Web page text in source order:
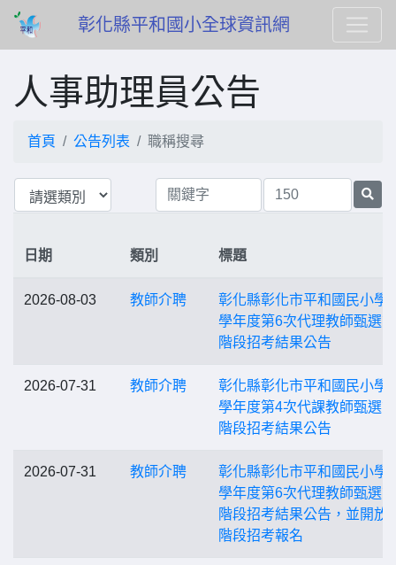
彰化縣平和國小全球資訊網
人事助理員公告
首頁 公告列表 職稱搜尋
日期 類別 標題
2026-08-03 教師介聘
彰化縣彰化市平和國民小學
學年度第6次代理教師甄選
階段招考結果公告
2026-07-31 教師介聘
彰化縣彰化市平和國民小學
學年度第4次代課教師甄選
階段招考結果公告
2026-07-31 教師介聘
彰化縣彰化市平和國民小學
學年度第6次代理教師甄選
階段招考結果公告，並開放
階段招考報名